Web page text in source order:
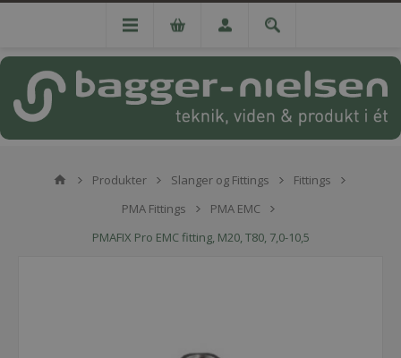
Produkter Slanger og Fittings
Fittings
PMA Fittings
PMA EMC
PMAFIX Pro EMC fitting, M20, T80, 7,0-10,5